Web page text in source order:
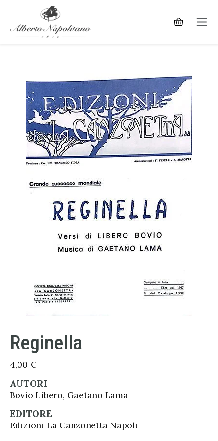
Reginella
4,00 €
AUTORI
Bovio Libero, Gaetano Lama
EDITORE
Edizioni La Canzonetta Napoli